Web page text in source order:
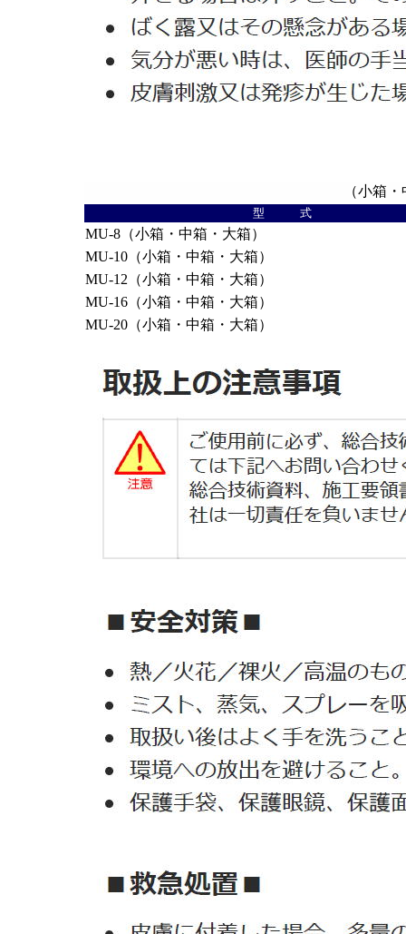
（小箱
型 式
MU-8（小箱・中箱・大箱）
MU-10（小箱・中箱・大箱）
MU-12（小箱・中箱・大箱）
MU-16（小箱・中箱・大箱）
MU-20（小箱・中箱・大箱）